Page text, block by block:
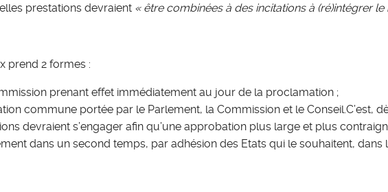
prestations devraient « être combinées à des incitations à (ré)intégrer
prend 2 formes :
prenant effet immédiatement au jour de la proclamation ;
commune portée par le Parlement, la Commission et le Conseil.C’est,
devraient s’engager afin qu’une approbation plus large et plus
dans un second temps, par adhésion des Etats qui le souhaitent, dans